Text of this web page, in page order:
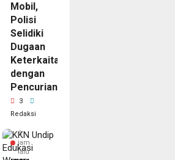
Mobil,
Polisi
Selidiki
Dugaan
Keterkaitan
dengan
Pencurian
3
Redaksi
3
jam
lalu